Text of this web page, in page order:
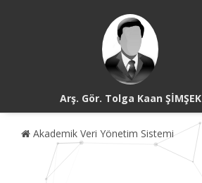
Arş. Gör. Tolga Kaan ŞİMŞEK
Akademik Veri Yönetim Sistemi